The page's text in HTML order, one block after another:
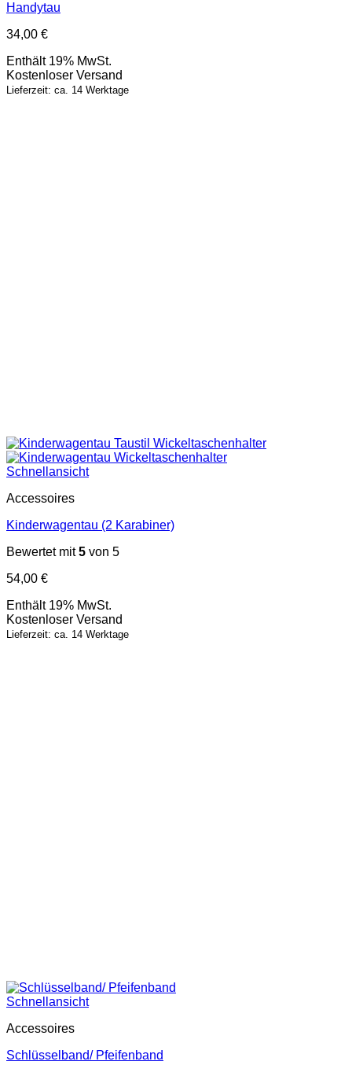
Handytau
34,00 €
Enthält 19% MwSt.
Kostenloser Versand
Lieferzeit: ca. 14 Werktage
Schnellansicht
Accessoires
Kinderwagentau (2 Karabiner)
Bewertet mit5 von 5
54,00 €
Enthält 19% MwSt.
Kostenloser Versand
Lieferzeit: ca. 14 Werktage
Schnellansicht
Accessoires
Schlüsselband/ Pfeifenband